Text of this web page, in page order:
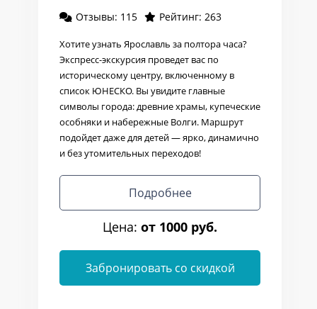
Отзывы: 115 Рейтинг: 263
Хотите узнать Ярославль за полтора часа?
Экспресс-экскурсия проведет вас по
историческому центру, включенному в
список ЮНЕСКО. Вы увидите главные
символы города: древние храмы, купеческие
особняки и набережные Волги. Маршрут
подойдет даже для детей — ярко, динамично
и без утомительных переходов!
Подробнее
Цена: от 1000 руб.
Забронировать со скидкой